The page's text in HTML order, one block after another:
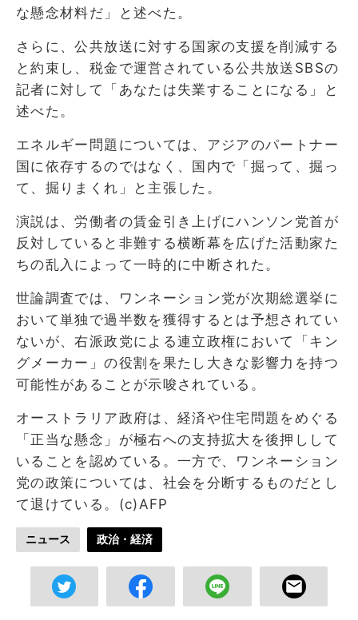
な懸念材料だ」と述べた。
さらに、公共放送に対する国家の支援を削減する
と約束し、税金で運営されている公共放送SBSの
記者に対して「あなたは失業することになる」と
述べた。
エネルギー問題については、アジアのパートナー
国に依存するのではなく、国内で「掘って、掘っ
て、掘りまくれ」と主張した。
演説は、労働者の賃金引き上げにハンソン党首が
反対していると非難する横断幕を広げた活動家た
ちの乱入によって一時的に中断された。
世論調査では、ワンネーション党が次期総選挙に
おいて単独で過半数を獲得するとは予想されてい
ないが、右派政党による連立政権において「キン
グメーカー」の役割を果たし大きな影響力を持つ
可能性があることが示唆されている。
オーストラリア政府は、経済や住宅問題をめぐる
「正当な懸念」が極右への支持拡大を後押しして
いることを認めている。一方で、ワンネーション
党の政策については、社会を分断するものだとし
て退けている。(c)AFP
ニュース 政治・経済